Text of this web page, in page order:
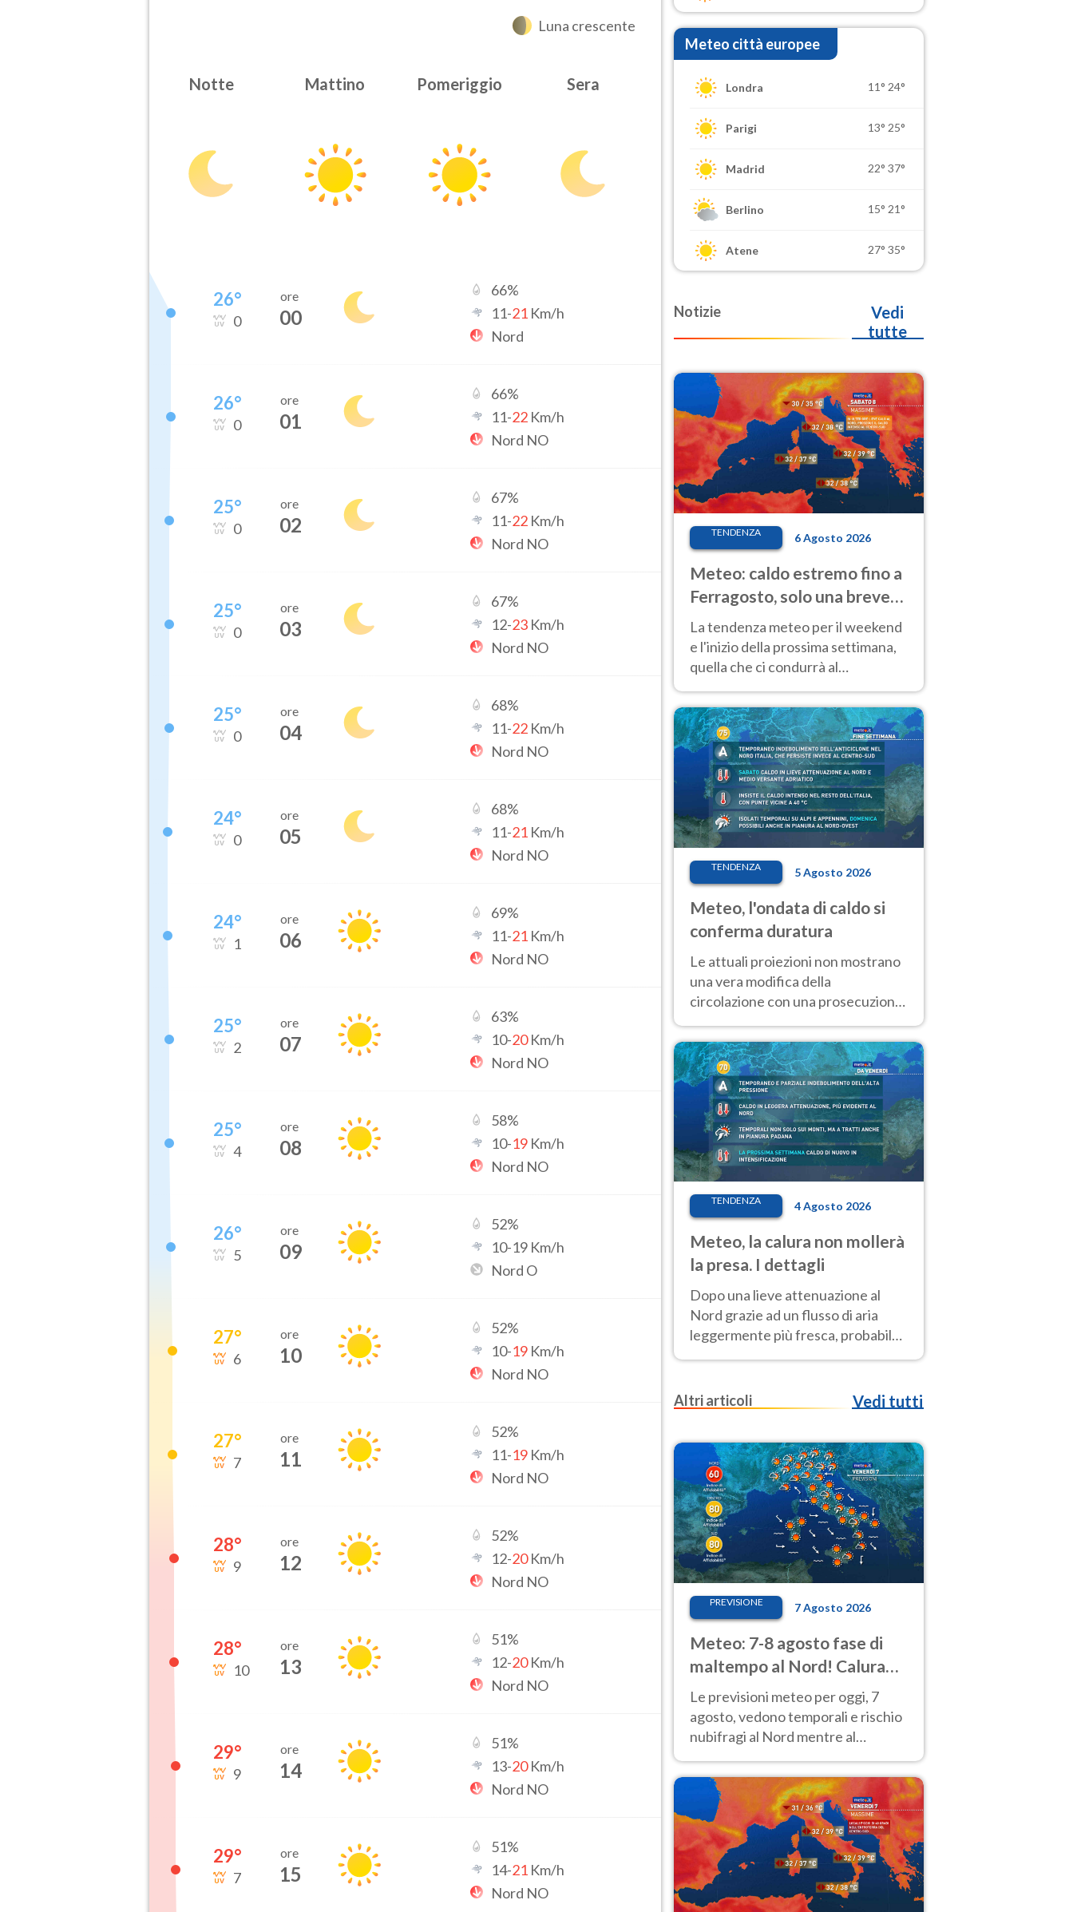
Luna crescente
Notte Mattino Pomeriggio Sera
26°
0
ore
00
66%
11-21 Km/h
Nord
26°
0
ore
01
66%
11-22 Km/h
Nord NO
25°
0
ore
02
67%
11-22 Km/h
Nord NO
25°
0
ore
03
67%
12-23 Km/h
Nord NO
25°
0
ore
04
68%
11-22 Km/h
Nord NO
24°
0
ore
05
68%
11-21 Km/h
Nord NO
24°
1
ore
06
69%
11-21 Km/h
Nord NO
25°
2
ore
07
63%
10-20Km/h
Nord NO
25°
4
ore
08
58%
10-19 Km/h
Nord NO
26°
5
ore
09
52%
10-19 Km/h
Nord O
27°
6
ore
10
52%
10-19 Km/h
Nord NO
27°
7
ore
11
52%
11-19 Km/h
Nord NO
28°
9
ore
12
52%
12-20Km/h
Nord NO
28°
10
ore
13
51%
12-20Km/h
Nord NO
29°
9
ore
14
51%
13-20Km/h
Nord NO
29°
7
ore
15
51%
14-21 Km/h
Nord NO
Meteo città europee
Londra 11° 24°
Parigi 13° 25°
Madrid 22° 37°
Berlino 15° 21°
Atene 27° 35°
Notizie
Vedi
tutte
TENDENZA 6 Agosto 2026
Meteo: caldo estremo fino a
Ferragosto, solo una breve
pausa. Ecco dove
La tendenza meteo per il weekend
e l'inizio della prossima settimana,
quella che ci condurrà al
temperature molto elevate
TENDENZA 5 Agosto 2026
Meteo, l'ondata di caldo si
conferma duratura
Le attuali proiezioni non mostrano
una vera modifica della
circolazione con una prosecuzione
giorni, compresa la settimana di
Ferragosto
TENDENZA 4 Agosto 2026
Meteo, la calura non mollerà
la presa. I dettagli
Dopo una lieve attenuazione al
Nord grazie ad un flusso di aria
leggermente più fresca, probabile
nuovo rinforzo dell’anticiclone
Altri articoli
Vedi tutti
PREVISIONE 7 Agosto 2026
Meteo: 7-8 agosto fase di
maltempo al Nord! Calura
fino a Ferragosto
Le previsioni meteo per oggi, 7
agosto, vedono temporali e rischio
nubifragi al Nord mentre al
molto intenso.